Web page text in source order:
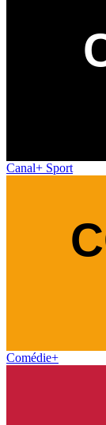
Canal+ Sport
Comédie+